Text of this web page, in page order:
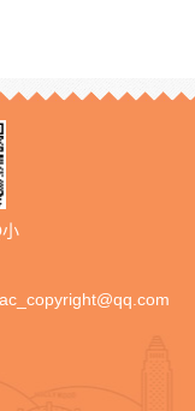
ac_copyright@qq.com